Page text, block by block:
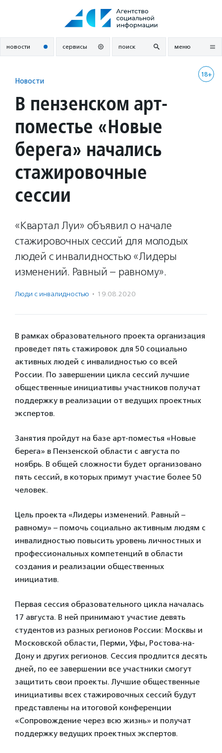
новости сервисы поиск меню
18+
Новости
В пензенском арт-
поместье «Новые
берега» начались
стажировочные
сессии
«Квартал Луи» объявил о начале
стажировочных сессий для молодых
людей с инвалидностью «Лидеры
изменений. Равный – равному».
Люди с инвалидностью · 19.08.2020
В рамках образовательного проекта организация
проведет пять стажировок для 50 социально
активных людей с инвалидностью со всей
России. По завершении цикла сессий лучшие
общественные инициативы участников получат
поддержку в реализации от ведущих проектных
экспертов.
Занятия пройдут на базе арт-поместья «Новые
берега» в Пензенской области с августа по
ноябрь. В общей сложности будет организовано
пять сессий, в которых примут участие более 50
человек.
Цель проекта «Лидеры изменений. Равный –
равному» – помочь социально активным людям с
инвалидностью повысить уровень личностных и
профессиональных компетенций в области
создания и реализации общественных
инициатив.
Первая сессия образовательного цикла началась
17 августа. В ней принимают участие девять
студентов из разных регионов России: Москвы и
Московской области, Перми, Уфы, Ростова-на-
Дону и других регионов. Сессия продлится десять
дней, по ее завершении все участники смогут
защитить свои проекты. Лучшие общественные
инициативы всех стажировочных сессий будут
представлены на итоговой конференции
«Сопровождение через всю жизнь» и получат
поддержку ведущих проектных экспертов.